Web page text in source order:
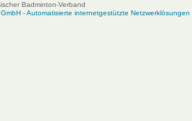
Badminton-Verband
- Automatisierte internetgestützte Netzwerklösungen